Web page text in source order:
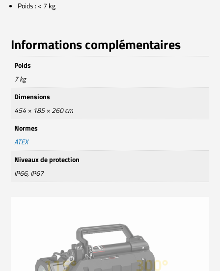
Poids : < 7 kg
Informations complémentaires
Poids
7 kg
Dimensions
454 × 185 × 260 cm
Normes
ATEX
Niveaux de protection
IP66, IP67